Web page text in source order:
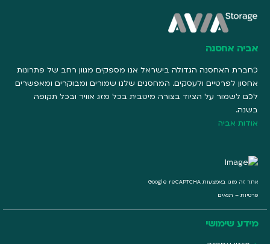
אביה אחסנה
כחברת האחסנה הגדולה בישראל אנו מספקים מגוון רחב של פתרונות
אחסון לפרטיים ולעסקים. המחסנים שלנו שמורים ומבוקרים ומאפשרים
לכם לשמור על הציוד בצורה מיטבית בכל מזג אוויר ובכל תקופה
בשנה.
אודות אביה
אתר זה מוגן באמצעות Google reCAPTCHA
פרטיות – תנאים
מידע שימושי